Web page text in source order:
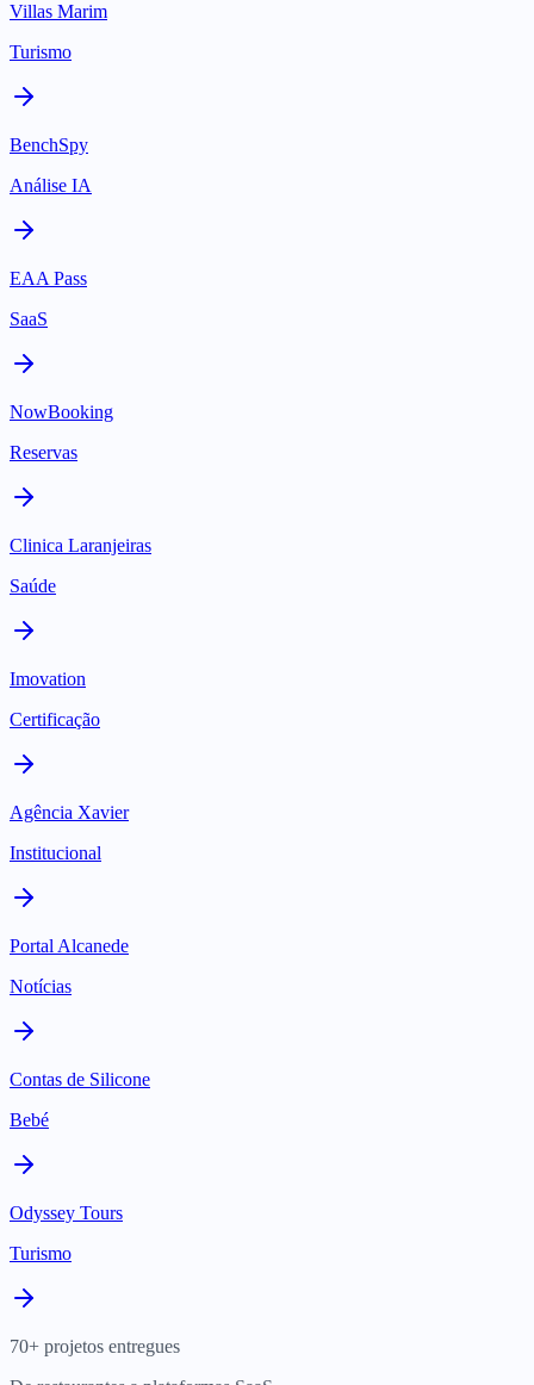
Villas Marim
Turismo
BenchSpy
Análise IA
EAA Pass
SaaS
NowBooking
Reservas
Clinica Laranjeiras
Saúde
Imovation
Certificação
Agência Xavier
Institucional
Portal Alcanede
Notícias
Contas de Silicone
Bebé
Odyssey Tours
Turismo
70+ projetos entregues